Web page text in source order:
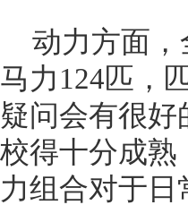
动力方面
马力124匹，
疑问会有很
校得十分成熟
力组合对于